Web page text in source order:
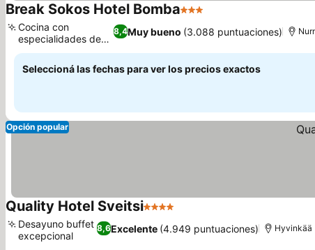
Break Sokos Hotel Bomba3 Estrellas
8,4Muy bueno (3.088 puntuaciones)
Cocina con
especialidades de
Carelia
Seleccioná las fechas para ver los precios exactos
Opción popular
Quality Hotel Sveitsi4 Estrellas
8,6Excelente (4.949 puntuaciones)
Desayuno buffet
excepcional
Hyvinkää